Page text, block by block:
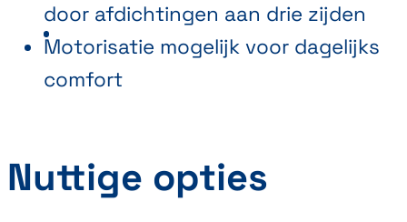
door afdichtingen aan drie zijden
Motorisatie mogelijk voor dagelijks
comfort
Nuttige opties